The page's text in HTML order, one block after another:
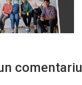
comentariu